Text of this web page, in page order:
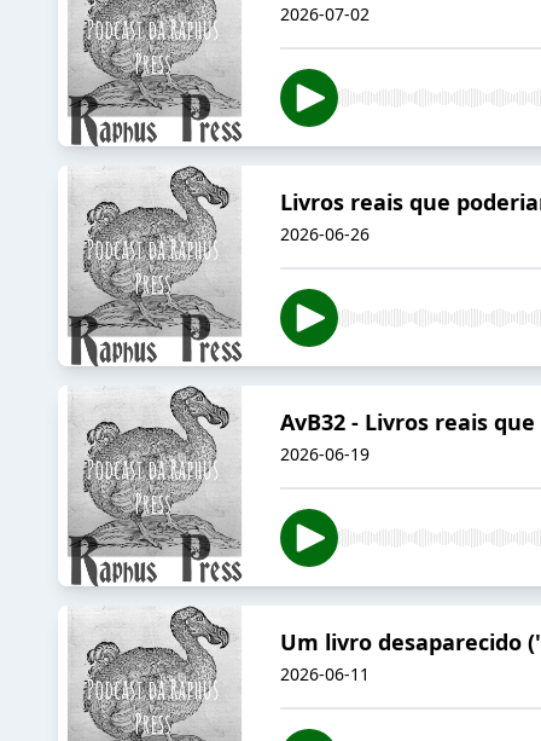
2026-07-02
Livros reais que
2026-06-26
AvB32 - Livros reais
2026-06-19
Um livro desaparecido
2026-06-11